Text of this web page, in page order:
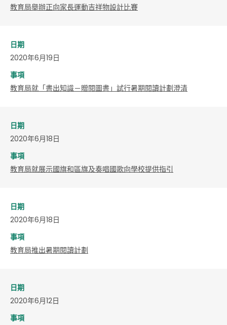
​教育局舉辦正向家長運動吉祥物設計比賽
日期
2020年6月19日
事項
教育局就「書出知識－贈閱圖書」試行暑期閱讀計劃澄清
日期
2020年6月18日
事項
教育局就展示國旗和區旗及奏唱國歌向學校提供指引
日期
2020年6月18日
事項
​教育局推出暑期閱讀計劃
日期
2020年6月12日
事項